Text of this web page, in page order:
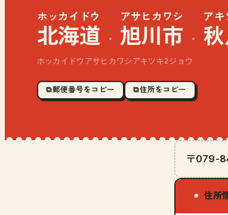
北海道
ホッカイドウ
· 旭川市
アサヒカワシ
·
ア
ホッカイドウアサヒカワシアキツキ2ジョウ
⧉ 郵便番号をコピー ⧉ 住所をコピー
〒079-
◉ 住所